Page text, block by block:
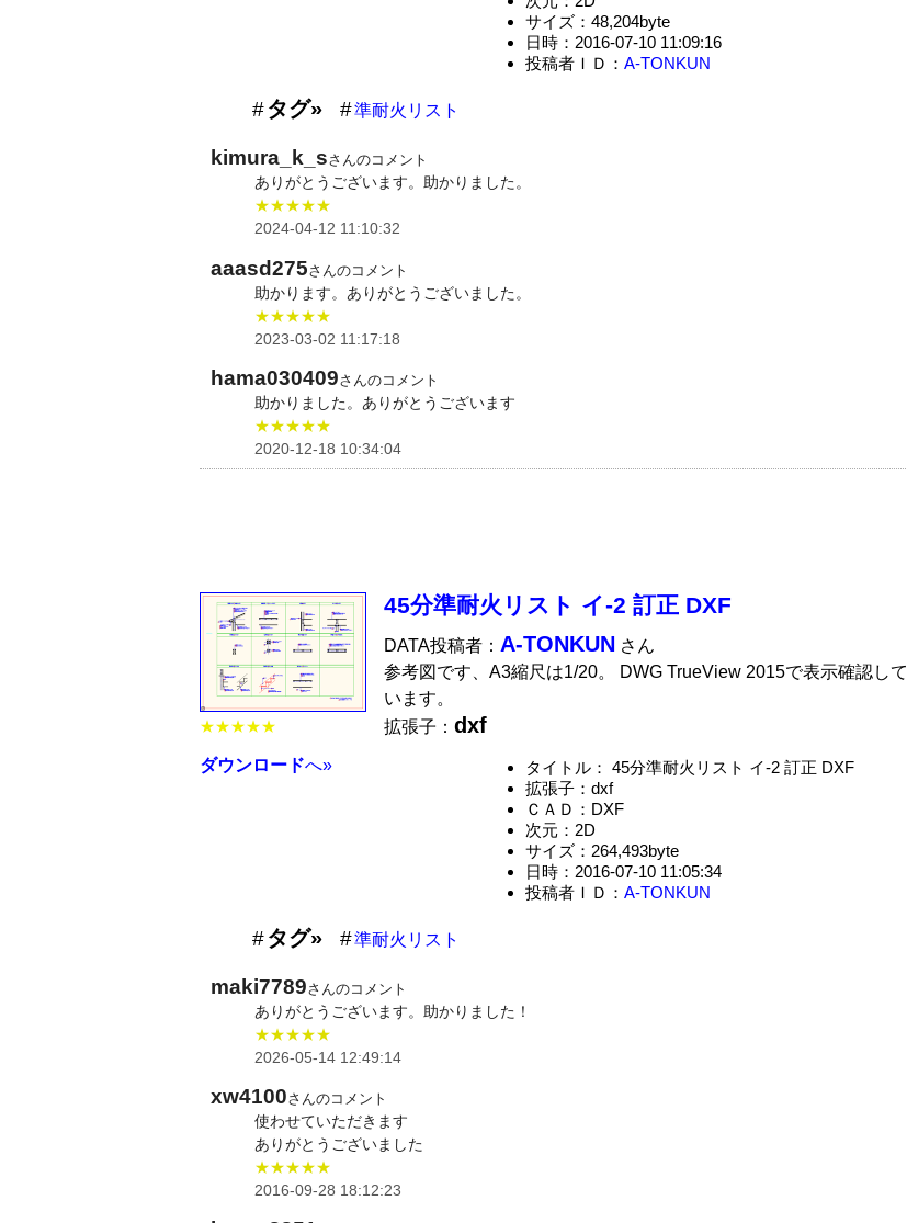
サイズ：48,204byte
日時：2016-07-10 11:09:16
投稿者ＩＤ： A-TONKUN
タグ» 準耐火リスト
kimura_k_sさんのコメント
ありがとうございます。助かりました。
★★★★★
2024-04-12 11:10:32
aaasd275さんのコメント
助かります。ありがとうございました。
★★★★★
2023-03-02 11:17:18
hama030409さんのコメント
助かりました。ありがとうございます
★★★★★
2020-12-18 10:34:04
★★★★★
ダウンロードへ»
45分準耐火リスト イ-2 訂正 DXF
DATA投稿者： A-TONKUN さん
参考図です、A3縮尺は1/20。 DWG TrueView 2015で表示確認して
います。
拡張子： dxf
タイトル： 45分準耐火リスト イ-2 訂正 DXF
拡張子：dxf
ＣＡＤ：DXF
次元：2D
サイズ：264,493byte
日時：2016-07-10 11:05:34
投稿者ＩＤ： A-TONKUN
タグ» 準耐火リスト
maki7789さんのコメント
ありがとうございます。助かりました！
★★★★★
2026-05-14 12:49:14
xw4100さんのコメント
使わせていただきます
ありがとうございました
★★★★★
2016-09-28 18:12:23